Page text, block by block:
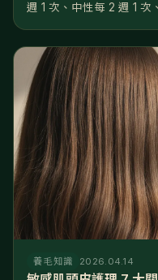
週 1 次、中性每 2 週 1 次
堵塞率可以從 3550% 降
養毛知識 2026.04.14